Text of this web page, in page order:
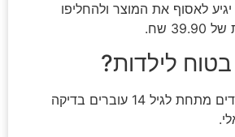
שליח של BMAGNIV יגיע לאסוף את המוצר ולהחליפו
שח.
לילדות?
כל המוצרים שלנו לילדים מתחת לגיל 14 עוברים בדיקה